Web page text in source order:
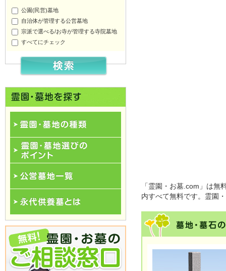
「霊園・お墓.com」は
内すべて無料です。霊園
公園(民営)墓地
自治体が管理する公営墓地
宗派で選べる/お寺が管理する寺院墓地
すべてにチェック
霊園･墓地の種類
永代供養一覧